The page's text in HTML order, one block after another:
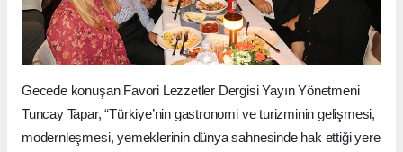
Gecede konuşan Favori Lezzetler Dergisi Yayın Yönetmeni
Tuncay Tapar, “Türkiye’nin gastronomi ve turizminin gelişmesi,
modernleşmesi, yemeklerinin dünya sahnesinde hak ettiği yere